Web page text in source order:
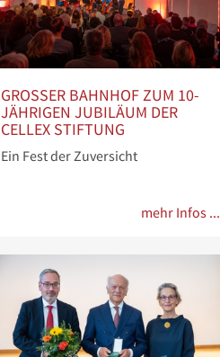
GROSSER BAHNHOF ZUM 10-J
ÄHRIGEN JUBILÄUM DER C
ELLEX STIFTUNG
Ein Fest der Zuversicht
mehr Infos ...